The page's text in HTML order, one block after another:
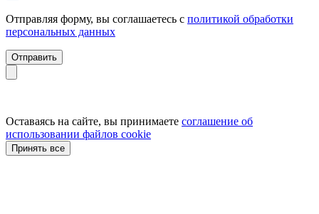
Отправляя форму, вы соглашаетесь с политикой обработки
персональных данных
Отправить
Оставаясь на сайте, вы принимаете соглашение об
использовании файлов cookie
Принять все